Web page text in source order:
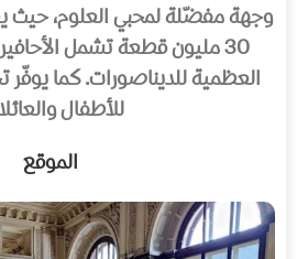
وجهة مفضّلة لمحبي العلوم،
30 مليون قطعة تشمل
العظمية للديناصورات. كما يوفّر
للأطفال
الموقع